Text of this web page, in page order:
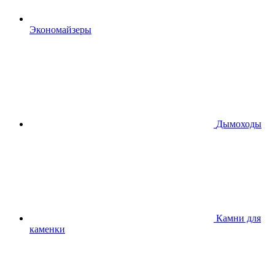
Экономайзеры
Дымоходы
Камни для
каменки